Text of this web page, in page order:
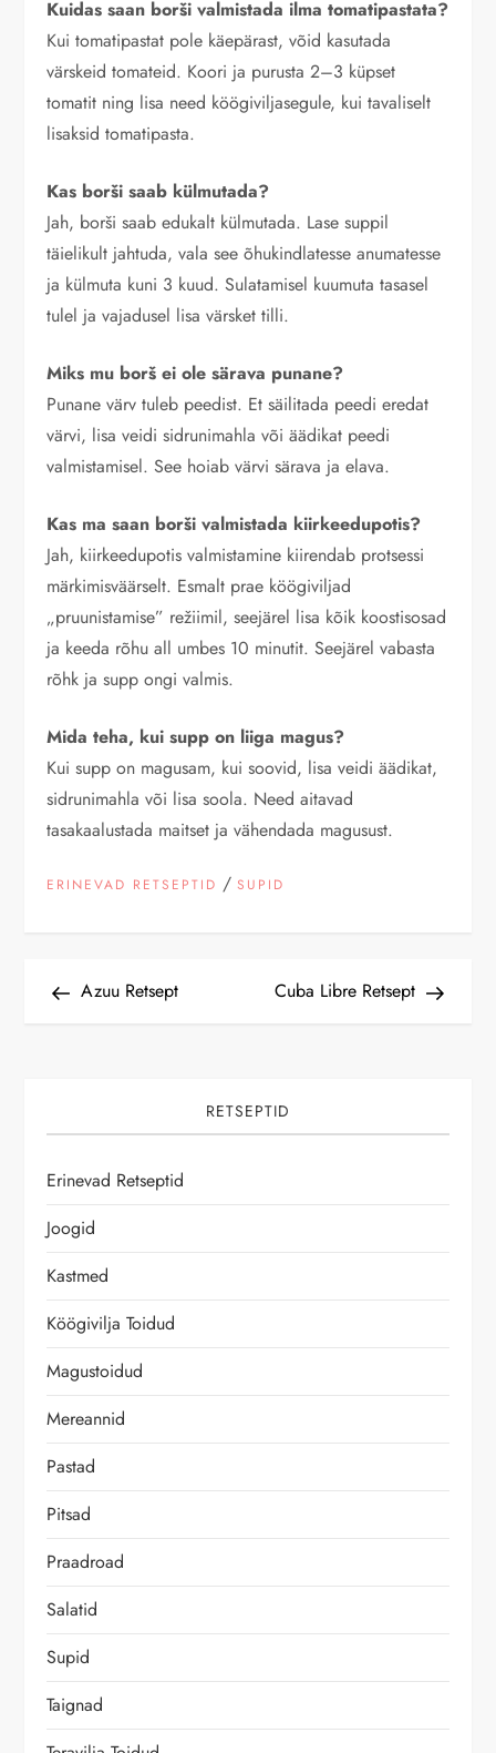
Kuidas saan borši valmistada ilma tomatipastata?
Kui tomatipastat pole käepärast, võid kasutada
värskeid tomateid. Koori ja purusta 2–3 küpset
tomatit ning lisa need köögiviljasegule, kui tavaliselt
lisaksid tomatipasta.
Kas borši saab külmutada?
Jah, borši saab edukalt külmutada. Lase suppil
täielikult jahtuda, vala see õhukindlatesse anumatesse
ja külmuta kuni 3 kuud. Sulatamisel kuumuta tasasel
tulel ja vajadusel lisa värsket tilli.
Miks mu borš ei ole särava punane?
Punane värv tuleb peedist. Et säilitada peedi eredat
värvi, lisa veidi sidrunimahla või äädikat peedi
valmistamisel. See hoiab värvi särava ja elava.
Kas ma saan borši valmistada kiirkeedupotis?
Jah, kiirkeedupotis valmistamine kiirendab protsessi
märkimisväärselt. Esmalt prae köögiviljad
„pruunistamise” režiimil, seejärel lisa kõik koostisosad
ja keeda rõhu all umbes 10 minutit. Seejärel vabasta
rõhk ja supp ongi valmis.
Mida teha, kui supp on liiga magus?
Kui supp on magusam, kui soovid, lisa veidi äädikat,
sidrunimahla või lisa soola. Need aitavad
tasakaalustada maitset ja vähendada magusust.
ERINEVAD RETSEPTID /SUPID
N
g
e
e
r
i
m
i
n
e
PreviousAzuu Retsept
Next
Cuba Libre Retsept
RETSEPTID
Erinevad Retseptid
Joogid
Kastmed
Köögivilja Toidud
Magustoidud
Mereannid
Pastad
Pitsad
Praadroad
Salatid
Supid
Taignad